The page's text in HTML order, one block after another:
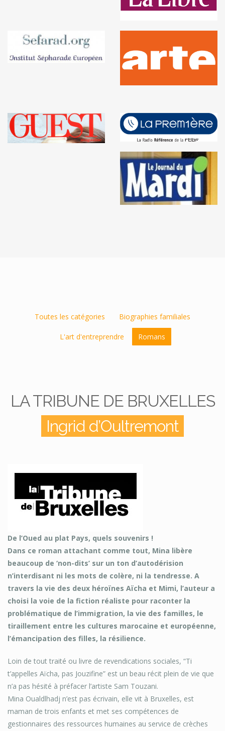
Toutes les catégories Biographies familiales
L'art d'entreprendre Romans
LA TRIBUNE DE BRUXELLES
Ingrid d’Oultremont
De l’Oued au plat Pays, quels souvenirs !
Dans ce roman attachant comme tout, Mina libère
beaucoup de ‘non-dits’ sur un ton d’autodérision
n’interdisant ni les mots de colère, ni la tendresse. A
travers la vie des deux héroïnes Aïcha et Mimi, l’auteur a
choisi la voie de la fiction réaliste pour raconter la
problématique de l’immigration, la vie des familles, le
tiraillement entre les cultures marocaine et européenne,
l’émancipation des filles, la résilience.
Loin de tout traité ou livre de revendications sociales, “Ti
t’appelles Aïcha, pas Jouzifine” est un beau récit plein de vie que
n’a pas hésité à préfacer l’artiste Sam Touzani.
Mina Oualdlhadj n’est pas écrivain, elle vit à Bruxelles, est
maman de trois enfants et met ses compétences de
gestionnaires des ressources humaines au service de crèches